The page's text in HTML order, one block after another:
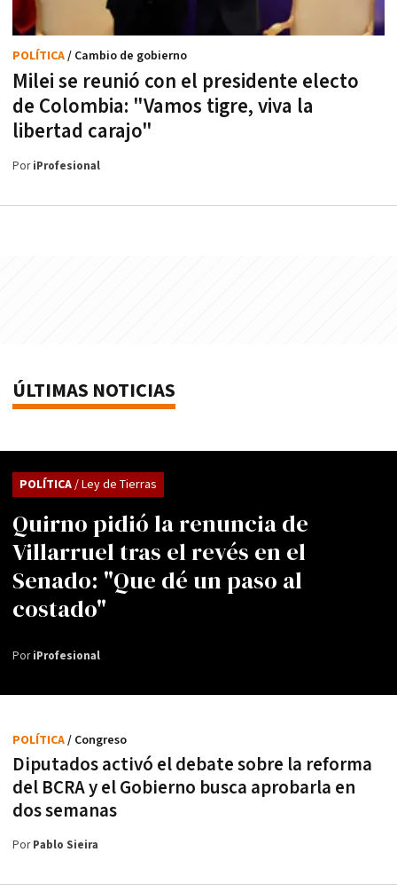
Milei se reunió con el presidente electo
de Colombia: "Vamos tigre, viva la
libertad carajo"
POLÍTICA/ Cambio de gobierno
PoriProfesional
ÚLTIMAS NOTICIAS
Quirno pidió la renuncia de
Villarruel tras el revés en el
Senado: "Que dé un paso al
costado"
POLÍTICA/ Ley de Tierras
PoriProfesional
Diputados activó el debate sobre la reforma
del BCRA y el Gobierno busca aprobarla en
dos semanas
POLÍTICA/ Congreso
PorPablo Sieira